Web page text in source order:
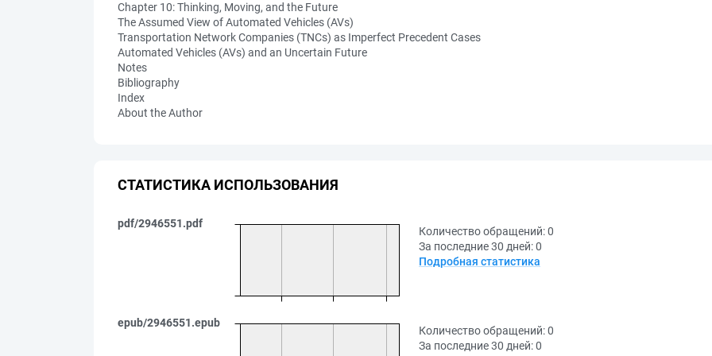
Chapter 10: Thinking, Moving, and the Future
The Assumed View of Automated Vehicles (AVs)
Transportation Network Companies (TNCs) as Imperfect Precedent Cases
Automated Vehicles (AVs) and an Uncertain Future
Notes
Bibliography
Index
About the Author
СТАТИСТИКА ИСПОЛЬЗОВАНИЯ
pdf/2946551.pdf
Количество обращений:0
За последние 30 дней:0
Подробная статистика
epub/2946551.epub
Количество обращений:0
За последние 30 дней:0